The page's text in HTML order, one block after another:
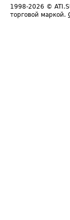
1998-2026 ©
торговой маркой.